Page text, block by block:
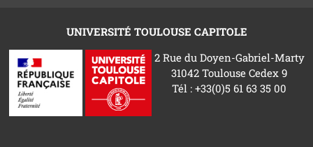
UNIVERSITÉ TOULOUSE CAPITOLE
2 Rue du Doyen-Gabriel-Marty
31042 Toulouse Cedex 9
Tél : +33(0)5 61 63 35 00